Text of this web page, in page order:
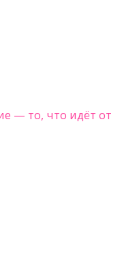
— то, что идёт от